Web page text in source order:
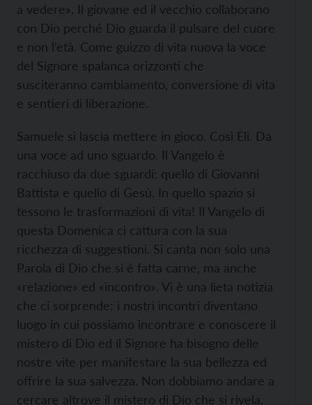
a vedere». Il giovane ed il vecchio collaborano
con Dio perché Dio guarda il pulsare del cuore
e non l’età. Come guizzo di vita nuova la voce
del Signore spalanca orizzonti che
susciteranno cambiamento, conversione di vita
e sentieri di liberazione.
Samuele si lascia mettere in gioco. Così Eli. Da
una voce ad uno sguardo. Il Vangelo è
racchiuso da due sguardi: quello di Giovanni
Battista e quello di Gesù. In quello spazio si
tessono le trasformazioni di vita! Il Vangelo di
questa Domenica ci cattura con la sua
ricchezza di suggestioni. Si canta non solo una
Parola di Dio che si è fatta carne, ma anche
«relazione» ed «incontro». Vi è una lieta notizia
che ci sorprende: i nostri incontri diventano
luogo in cui possiamo incontrare e conoscere il
mistero di Dio ed il Signore ha bisogno delle
nostre vite per manifestare la sua bellezza ed
offrire la sua salvezza. Non dobbiamo andare a
cercare altrove il mistero di Dio che si rivela,